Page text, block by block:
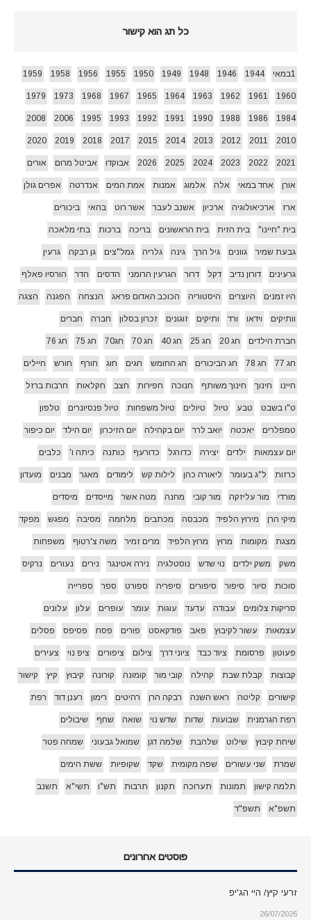
כל תג הוא קישור
1במאי 1944
1946
1948
1949
1950
1955
1956
1958
1959
1960
1961
1962
1963
1964
1965
1967
1968
1973
1979
1984
1986
1988
1990
1991
1992
1993
1995
2006
2008
2010
2011
2012
2013
2014
2015
2017
2018
2019
2020
2021
2022
2023
2024
2025
2026 אבוקדו אביטל מרום אורים
אורן אחד במאי אלה אלמוג אמנות אמת המים אנדרטה אפרים גולן
ארז ארכיאולוגיה ארכיון אשנב לעבר אשר רוט בהאי ביכורים
בית "חיינו" בית הזית בית הראשונים בריכה ברכות בתי מלאכה
גבעת שמיר גוונים גיל הרך גינה גלריה גמל"צים גן רבקה גרעין
גרעינים דורון נדיב דקל דרור הגרעין הרומני הדסים הדר הורסיו פאלף
היו זמנים היוצרים היסטוריה הכוכב האדום פראג הנצחה הפגנה הצגה
וותיקים וידאו ורד ותיקים זוגונים זכרון בסלון חברה חברים
חברת הילדים חג 20 חג 25 חג 40 חג 70 חג70 חג 75 חג 76
חג 77 חג 78 חג הביכורים חג החומש חגים חוג חורף חורש חיילים
חיינו חינוך חינוך משותף חנוכה חפירות חצב חקלאות חרבות ברזל
ט"ו בשבט טבע טיול טיולים טיול משפחות טיול פנסיונרים טלפון
טמפלרים יאכטה יואב לרר יום בקהילה יום הזיכרון יום הילד יום כיפור
יום עצמאות ילדים יצירה כדורגל כדורעף כותנה כיתה ו' כלבים
כרזות ל"ג בעומר ליאורה כהן לילות קש לימודים מאגר מבנים מועדון
מורדי מור עליזקה מור קובי מחנה מטה אשר מייסדים מיסדים
מיקי הרן מירוץ הלפיד מכבסה מכתבים מלחמה מסיבה מפגש מפקד
מצגת מקומות מרוץ מרוץ הלפיד מרים זמיר משה צ'רטוף משפחות
משק משק ילדים נוי שדש נוסטלגיה נירה אטינגר נירים נעורים נרקיס
סוכות סיור סיפור סיפורים סיפריה ספורט ספר ספרייה
סריקות צלומים עבודה עדעד עוגות עומר עופרים עלון עלונים
עצמאות עשור לקיבוץ פאב פודקאסט פורים פסח פסיפס פסלים
פעוטון פרסומת ציוד כבד ציוני דרך צילום ציפורים ציפ נוי צעירים
קבוצות קבלת שבת קהילה קובי מור קומונה קורונה קיבוץ קיץ קישור
קישורים קליטה ראש השנה רבקה הרן רהיטים רימון רענן דוד רפת
רפת הגרמנית שבועות שדות שדש נוי שואה שחף שיבולים
שיחת קיבוץ שילוט שלהבת שלמה דגן שמואל גבעוני שמחה פטר
שמרת שני עשורים שפה מקומית שקד שקופיות ששת הימים
תלמה קישון תמונות תערוכה תקנון תרבות תש"ו תשי"א תשנב
תשפ"א תשפ"ד
פוסטים אחרונים
זרעי קיץ/ היי הג'יפ
26/07/2026